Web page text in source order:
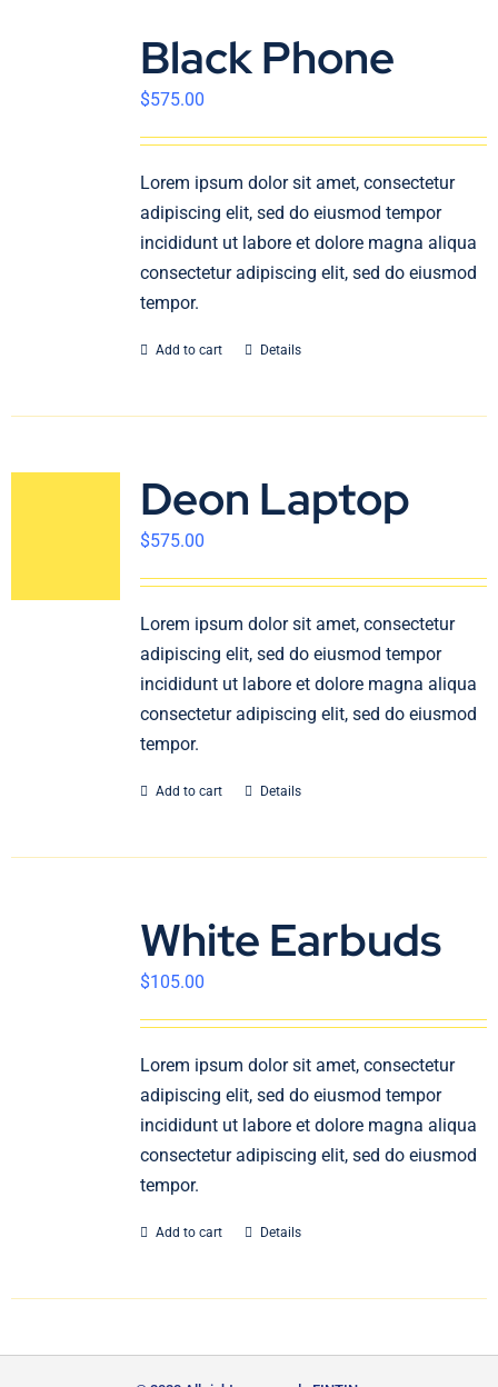
Black Phone
$575.00
Lorem ipsum dolor sit amet, consectetur
adipiscing elit, sed do eiusmod tempor
incididunt ut labore et dolore magna aliqua
consectetur adipiscing elit, sed do eiusmod
tempor.
Add to cart Details
Deon Laptop
$575.00
Lorem ipsum dolor sit amet, consectetur
adipiscing elit, sed do eiusmod tempor
incididunt ut labore et dolore magna aliqua
consectetur adipiscing elit, sed do eiusmod
tempor.
Add to cart Details
White Earbuds
$105.00
Lorem ipsum dolor sit amet, consectetur
adipiscing elit, sed do eiusmod tempor
incididunt ut labore et dolore magna aliqua
consectetur adipiscing elit, sed do eiusmod
tempor.
Add to cart Details